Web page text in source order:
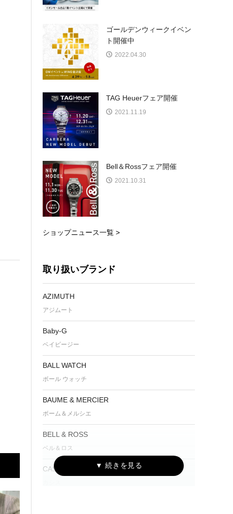
ゴールデンウィークイベン
ト開催中
2022.04.30
TAG Heuerフェア開催
2021.11.19
Bell＆Rossフェア開催
2021.10.31
ショップニュース一覧 >
取り扱いブランド
AZIMUTH
アジムート
Baby-G
ベイビージー
BALL WATCH
ボール ウォッチ
BAUME & MERCIER
ボーム＆メルシエ
BELL & ROSS
ベル＆ロス
CASSIS